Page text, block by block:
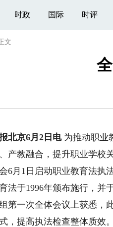
时政 国际 时评
文
京6月2日电 为推动职业
产教融合，提升职业学校
6月1日启动职业教育法执
于1996年颁布施行，并于
第一次全体会议上获悉，
，提高执法检查整体质效